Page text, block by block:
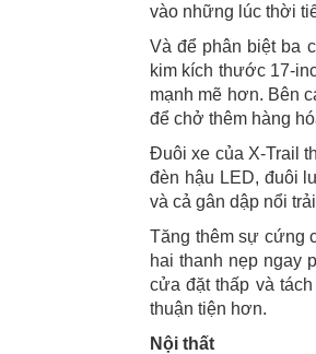
vào những lúc thời
Và để phân biệt ba
kim kích thước 17-
mạnh mẽ hơn. Bên
để chở thêm hàng
Đuôi xe của X-Trail
đèn hậu LED, đuôi
và cả gân dập nổi
Tăng thêm sự cứng
hai thanh nẹp ngay
cửa đặt thấp và
thuận tiện hơn.
Nội thất